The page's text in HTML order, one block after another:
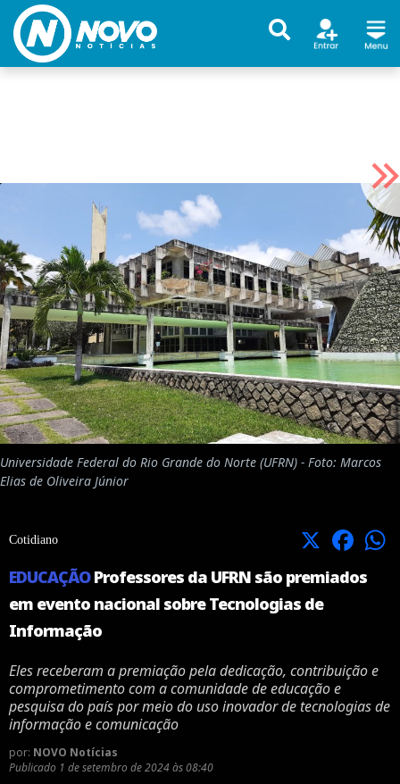
Universidade Federal do Rio Grande do Norte (UFRN) - Foto: Marcos
Elias de Oliveira Júnior
Cotidiano X Facebook
EDUCAÇÃOProfessores da UFRN são premiados
em evento nacional sobre Tecnologias de
Informação
Eles receberam a premiação pela dedicação, contribuição e
comprometimento com a comunidade de educação e
pesquisa do país por meio do uso inovador de tecnologias de
informação e comunicação
por: NOVO Notícias
Publicado 1 de setembro de 2024 às 08:40